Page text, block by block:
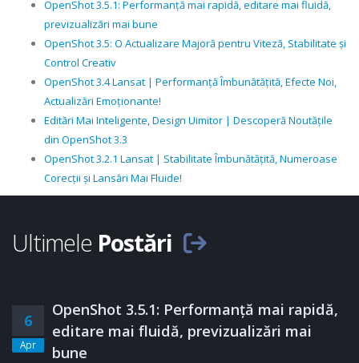
OpenShot 3.5.1: Performanță mai rapidă, editare mai fluidă,
previzualizări mai bune
OpenShot 3.5: O Actualizare Majoră pentru Viteză, Stabilitate și
Control Creativ
OpenShot 3.4 Lansat | Performanță Îmbunătățită, Efecte Noi,
Actualizări Emoționante!
Editări Mai Inteligente, Design Uimitor | Descoperă Noutățile
din OpenShot 3.3
OpenShot 3.2.1 Lansat | Stabilitate Îmbunătățită, Numeroase
Corecții și Lansări Mai Fluide!
Ultimele Postări
6
Apr
OpenShot 3.5.1: Performanță mai rapidă,
editare mai fluidă, previzualizări mai
bune